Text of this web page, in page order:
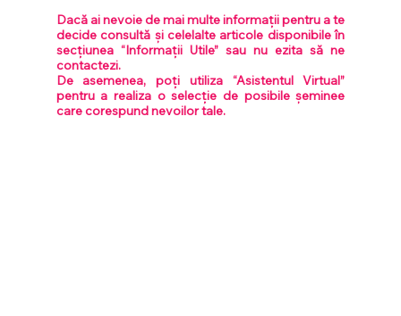
Dacă ai nevoie de mai multe informații pentru a te
decide consultă și celelalte articole disponibile în
secțiunea “Informații Utile” sau nu ezita să ne
contactezi.
De asemenea, poți utiliza “Asistentul Virtual”
pentru a realiza o selecție de posibile șeminee
care corespund nevoilor tale.